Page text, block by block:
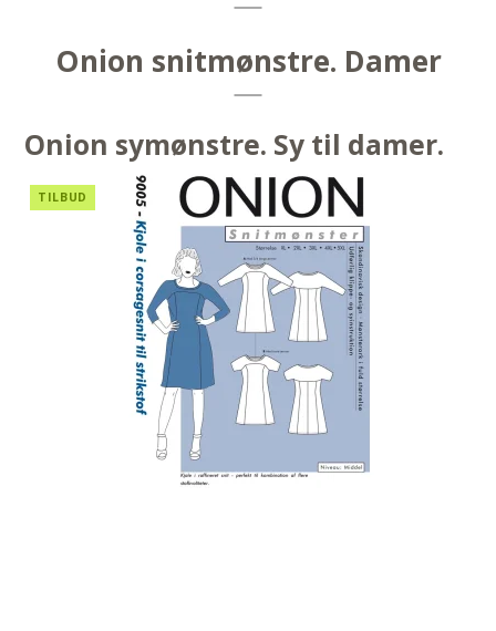
Onion snitmønstre. Damer
Onion symønstre. Sy til damer.
TILBUD